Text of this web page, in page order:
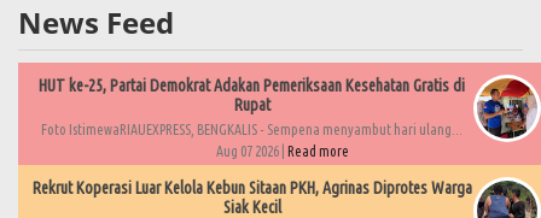
News Feed
HUT ke-25, Partai Demokrat Adakan Pemeriksaan Kesehatan Gratis di
Rupat
Foto IstimewaRIAUEXPRESS, BENGKALIS - Sempena menyambut hari ulang...
Aug 07 2026 | Read more
Rekrut Koperasi Luar Kelola Kebun Sitaan PKH, Agrinas Diprotes Warga
Siak Kecil